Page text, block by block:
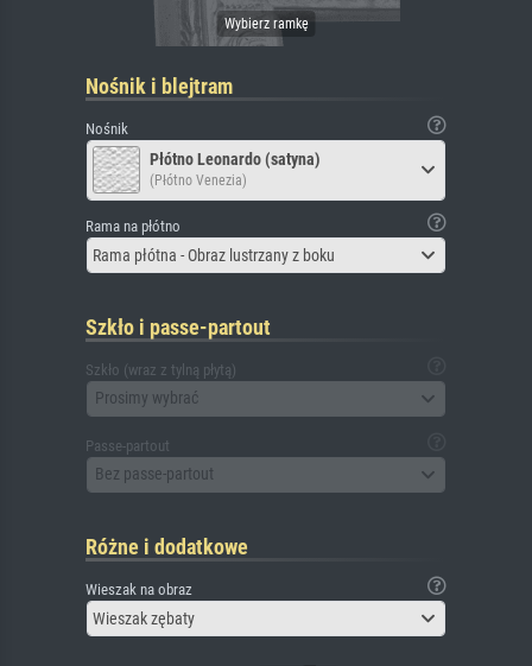
Nośnik i blejtram
Nośnik
Płótno Leonardo (satyna)
(Płótno Venezia)
Rama na płótno
Rama płótna - Obraz lustrzany z boku
Szkło i passe-partout
Szkło (wraz z tylną płytą)
Prosimy wybrać
Passe-partout
Bez passe-partout
Różne i dodatkowe
Wieszak na obraz
Wieszak zębaty